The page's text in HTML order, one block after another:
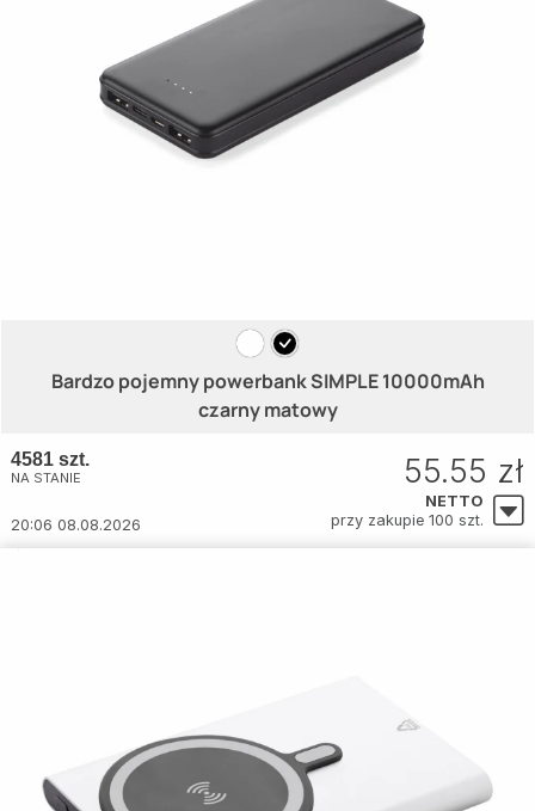
Bardzo pojemny powerbank SIMPLE 10000mAh
czarny matowy
4581 szt.
NA STANIE
20:06 08.08.2026
55.55 zł
NETTO
przy zakupie 100 szt.